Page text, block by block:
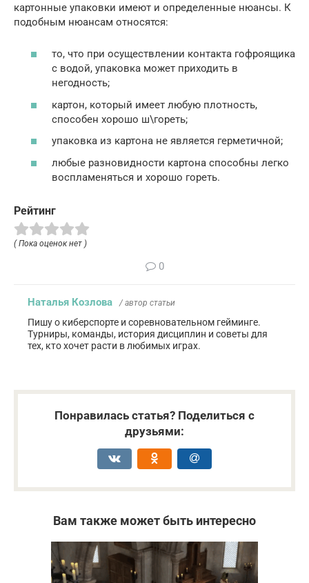
картонные упаковки имеют и определенные нюансы. К
подобным нюансам относятся:
то, что при осуществлении контакта гофроящика
с водой, упаковка может приходить в
негодность;
картон, который имеет любую плотность,
способен хорошо ш\гореть;
упаковка из картона не является герметичной;
любые разновидности картона способны легко
воспламеняться и хорошо гореть.
Рейтинг
( Пока оценок нет )
0
Наталья Козлова / автор статьи
Пишу о киберспорте и соревновательном гейминге.
Турниры, команды, история дисциплин и советы для
тех, кто хочет расти в любимых играх.
Понравилась статья? Поделиться с
друзьями:
Вам также может быть интересно